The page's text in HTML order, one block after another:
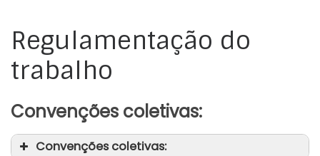
Regulamentação do
trabalho
Convenções coletivas:
Convenções coletivas: